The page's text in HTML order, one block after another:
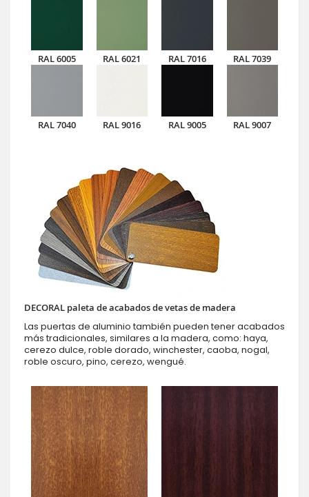
RAL 6005 RAL 6021 RAL 7016 RAL 7039
RAL 7040 RAL 9016 RAL 9005 RAL 9007
DECORAL paleta de acabados de vetas de madera
Las puertas de aluminio también pueden tener acabados
más tradicionales, similares a la madera, como: haya,
cerezo dulce, roble dorado, winchester, caoba, nogal,
roble oscuro, pino, cerezo, wengué.